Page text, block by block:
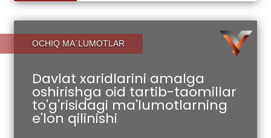
OCHIQ MA`LUMOTLAR
Davlat xaridlarini amalga
oshirishga oid tartib-taomillar
to'g'risidagi ma'lumotlarning
e'lon qilinishi